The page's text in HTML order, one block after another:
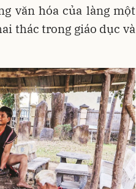
văn hóa của làng một
thác trong giáo dục và